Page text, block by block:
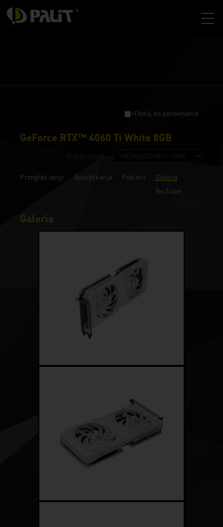
+Dodaj do porównania
GeForce RTX™ 4060 Ti White 8GB
Przegląd opcji Specyfikacja Pobierz
Galeria
YouTube
Galeria